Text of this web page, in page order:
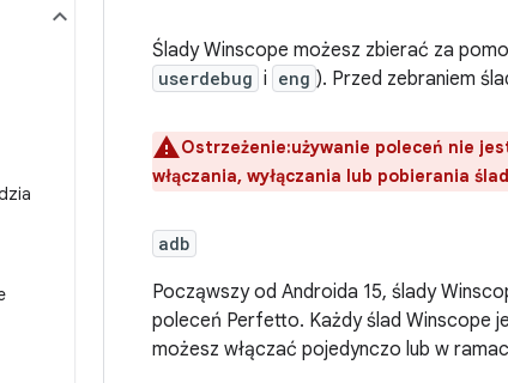
Ślady Winscope możesz zbierać za
userdebug i eng ). Przed zebraniem
Ostrzeżenie:używanie poleceń nie
włączania, wyłączania lub pobierania
adb
Począwszy od Androida 15, ślady
poleceń Perfetto. Każdy ślad Winscope
możesz włączać pojedynczo lub w